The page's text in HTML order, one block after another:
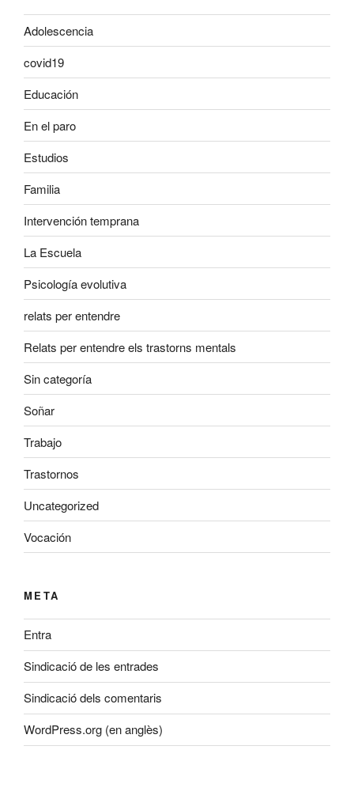
Adolescencia
covid19
Educación
En el paro
Estudios
Familia
Intervención temprana
La Escuela
Psicología evolutiva
relats per entendre
Relats per entendre els trastorns mentals
Sin categoría
Soñar
Trabajo
Trastornos
Uncategorized
Vocación
META
Entra
Sindicació de les entrades
Sindicació dels comentaris
WordPress.org (en anglès)